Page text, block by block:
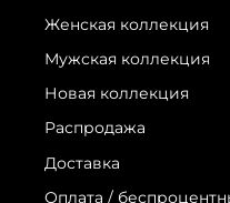
Женская коллекция
Мужская коллекция
Новая коллекция
Распродажа
Доставка
Оплата /